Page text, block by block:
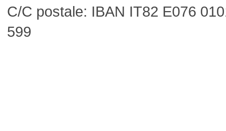
C/C postale: IBAN IT82 E076
599